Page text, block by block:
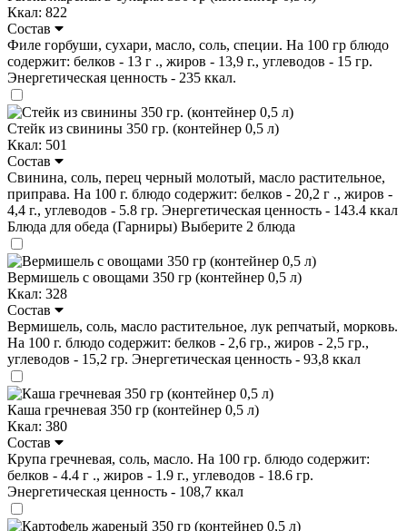
Ккал: 822
Состав
Филе горбуши, сухари, масло, соль, специи. На 100 гр блюдо
содержит: белков - 13 г ., жиров - 13,9 г., углеводов - 15 гр.
Энергетическая ценность - 235 ккал.
Стейк из свинины 350 гр. (контейнер 0,5 л)
Ккал: 501
Состав
Свинина, соль, перец черный молотый, масло растительное,
приправа. На 100 г. блюдо содержит: белков - 20,2 г ., жиров -
4,4 г., углеводов - 5.8 гр. Энергетическая ценность - 143.4 ккал
Блюда для обеда (Гарниры) Выберите 2 блюда
Вермишель с овощами 350 гр (контейнер 0,5 л)
Ккал: 328
Состав
Вермишель, соль, масло растительное, лук репчатый, морковь.
На 100 г. блюдо содержит: белков - 2,6 гр., жиров - 2,5 гр.,
углеводов - 15,2 гр. Энергетическая ценность - 93,8 ккал
Каша гречневая 350 гр (контейнер 0,5 л)
Ккал: 380
Состав
Крупа гречневая, соль, масло. На 100 гр. блюдо содержит:
белков - 4.4 г ., жиров - 1.9 г., углеводов - 18.6 гр.
Энергетическая ценность - 108,7 ккал